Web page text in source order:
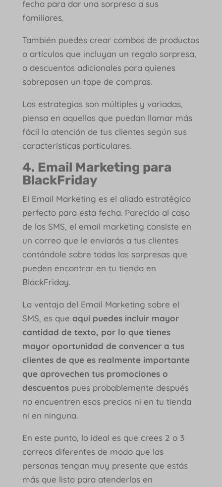
fecha para dar una sorpresa a sus
familiares.
También puedes crear combos de productos
o artículos que incluyan un regalo sorpresa,
o descuentos adicionales para quienes
sobrepasen un tope de compras.
Las estrategias son múltiples y variadas,
piensa en aquellas que puedan llamar más
fácil la atención de tus clientes según sus
características particulares.
4. Email Marketing para
BlackFriday
El Email Marketing es el aliado estratégico
perfecto para esta fecha. Parecido al caso
de los SMS, el email marketing consiste en
un correo que le enviarás a tus clientes
contándole sobre todas las sorpresas que
pueden encontrar en tu tienda en
BlackFriday.
La ventaja del Email Marketing sobre el
SMS, es que aquí puedes incluir mayor
cantidad de texto, por lo que tienes
mayor oportunidad de convencer a tus
clientes de que es realmente importante
que aprovechen tus promociones o
descuentospues probablemente después
no encuentren esos precios ni en tu tienda
ni en ninguna.
En este punto, lo ideal es que crees 2 o 3
correos diferentes de modo que las
personas tengan muy presente que estás
más que listo para atenderlos en